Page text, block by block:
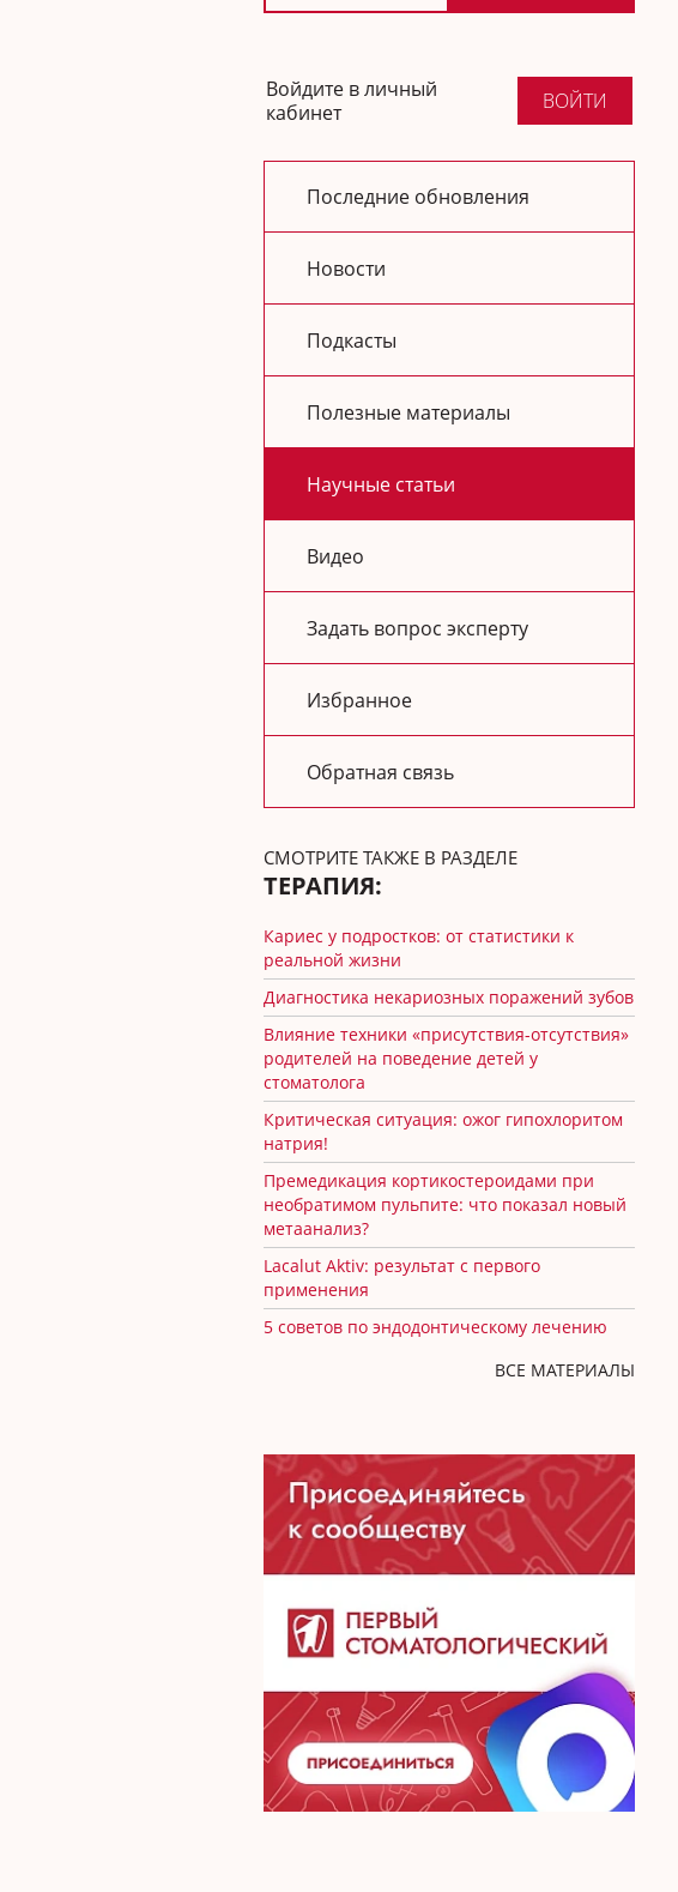
Войдите в личный
кабинет
ВОЙТИ
Последние обновления
Новости
Подкасты
Полезные материалы
Научные статьи
Видео
Задать вопрос эксперту
Избранное
Обратная связь
СМОТРИТЕ ТАКЖЕ В РАЗДЕЛЕ
ТЕРАПИЯ:
Кариес у подростков: от статистики к
реальной жизни
Диагностика некариозных поражений зубов
Влияние техники «присутствия-отсутствия»
родителей на поведение детей у
стоматолога
Критическая ситуация: ожог гипохлоритом
натрия!
Премедикация кортикостероидами при
необратимом пульпите: что показал новый
метаанализ?
Lacalut Aktiv: результат с первого
применения
5 советов по эндодонтическому лечению
ВСЕ МАТЕРИАЛЫ